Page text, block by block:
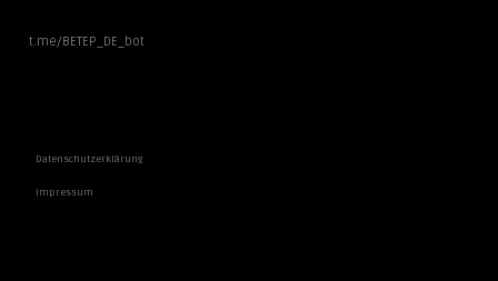
t.me/BETEP_DE_bot
Datenschutzerklärung
Impressum